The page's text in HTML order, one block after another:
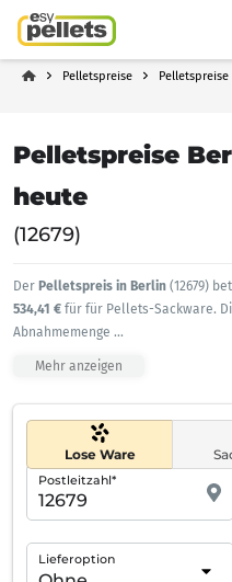
Pelletspreise
Pelletspreise
heute
(12679)
Der Pelletspreis in Berlin (12679)
534,41 € für für Pellets-Sackware.
Abnahmemenge ...
Mehr anzeigen
Lose Ware
Postleitzahl*
Lieferoption